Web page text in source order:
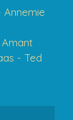
Annemie
- Ted